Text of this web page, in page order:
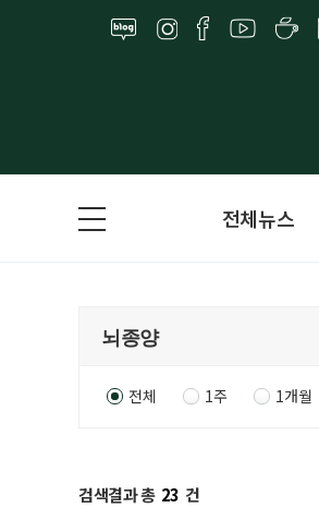
전체뉴스
전체 1주 1개월
검색결과 총 23 건